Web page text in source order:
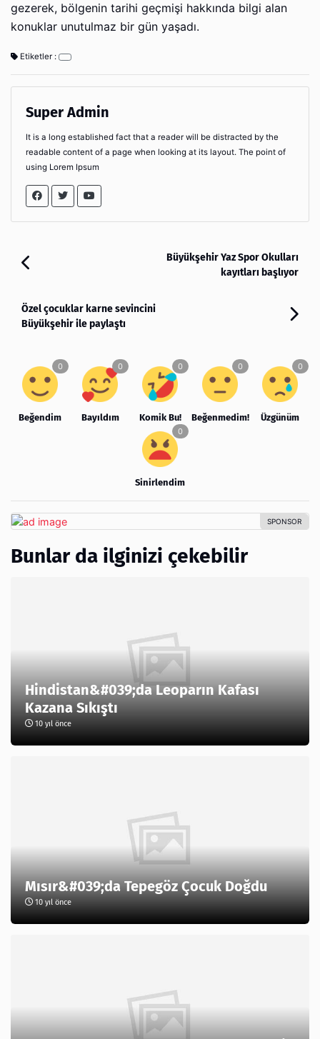
gezerek, bölgenin tarihi geçmişi hakkında bilgi alan
konuklar unutulmaz bir gün yaşadı.
Etiketler :
Super Admin
It is a long established fact that a reader will be distracted by the
readable content of a page when looking at its layout. The point of
using Lorem Ipsum
Büyükşehir Yaz Spor Okulları
kayıtları başlıyor
Özel çocuklar karne sevincini
Büyükşehir ile paylaştı
Beğendim Bayıldım Komik Bu! Beğenmedim! Üzgünüm
Sinirlendim
Bunlar da ilginizi çekebilir
Hindistan&#039;da Leoparın Kafası
Kazana Sıkıştı
10 yıl önce
Mısır&#039;da Tepegöz Çocuk Doğdu
10 yıl önce